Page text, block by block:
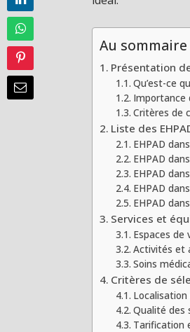
Au sommaire
Présentation
Qu’est-ce
Importance
Critères de
Liste des
EHPAD
EHPAD
EHPAD
EHPAD
EHPAD
Services et
Espaces
Activités et
Soins
Critères de
Qualité des
Tarification